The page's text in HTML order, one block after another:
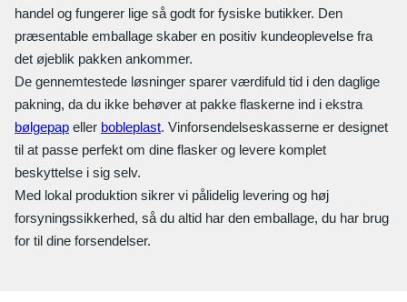
handel og fungerer lige så godt for fysiske butikker. Den
præsentable emballage skaber en positiv kundeoplevelse fra
det øjeblik pakken ankommer.
De gennemtestede løsninger sparer værdifuld tid i den daglige
pakning, da du ikke behøver at pakke flaskerne ind i ekstra
bølgepap eller bobleplast. Vinforsendelseskasserne er designet
til at passe perfekt om dine flasker og levere komplet
beskyttelse i sig selv.
Med lokal produktion sikrer vi pålidelig levering og høj
forsyningssikkerhed, så du altid har den emballage, du har brug
for til dine forsendelser.